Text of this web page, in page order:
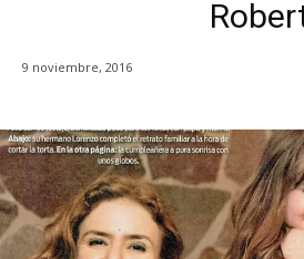
9 noviembre, 2016